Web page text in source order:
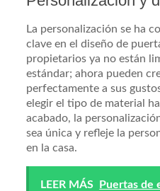
La personalización se ha
clave en el diseño de
propietarios ya no están
estándar; ahora pueden
perfectamente a sus
elegir el tipo de material
acabado, la
sea única y refleje la
en la casa.
LEER MÁS
Puertas de